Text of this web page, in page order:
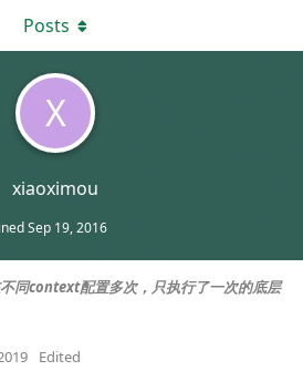
X
xiaoximou
Sep 19, 2016
Posts
同context配置多次，只执行了一次的底层
Edited